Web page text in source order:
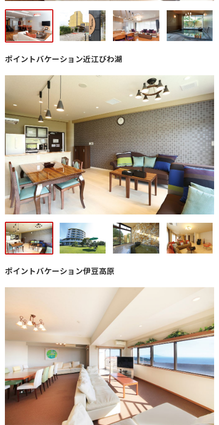
ポイントバケーション近江びわ湖
ポイントバケーション伊豆高原